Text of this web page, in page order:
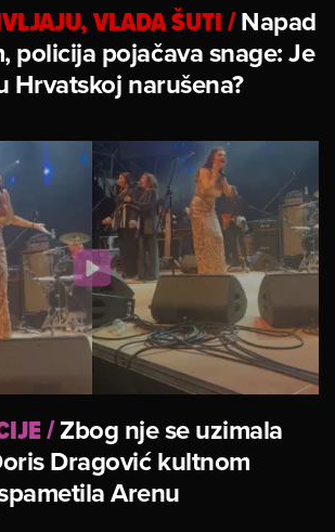
VLADA ŠUTI/Napad
policija pojačava snage: Je
Hrvatskoj narušena?
/Zbog nje se uzimala
Dragović kultnom
Arenu